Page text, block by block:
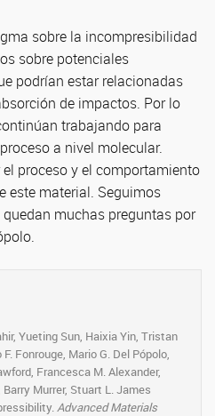
sobre la incompresibilidad
sobre potenciales
podrían estar relacionadas
de impactos. Por lo
trabajando para
a nivel molecular.
proceso y el comportamiento
este material. Seguimos
muchas preguntas por
Yueting Sun, Haixia Yin, Tristan
Fonrouge, Mario G. Del Pópolo,
Francesca M. Alexander,
Murrer, Stuart L. James
Advanced Materials